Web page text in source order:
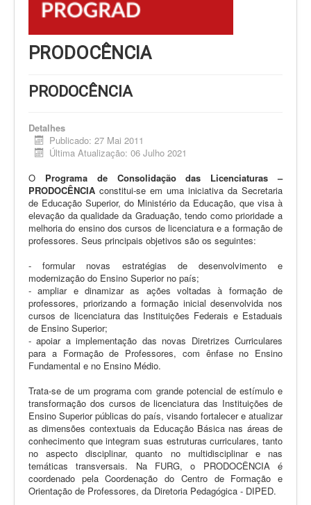
PRODOCÊNCIA
PRODOCÊNCIA
Detalhes
Publicado: 27 Mai 2011
Última Atualização: 06 Julho 2021
O Programa de Consolidação das Licenciaturas –
PRODOCÊNCIA constitui-se em uma iniciativa da Secretaria
de Educação Superior, do Ministério da Educação, que visa à
elevação da qualidade da Graduação, tendo como prioridade a
melhoria do ensino dos cursos de licenciatura e a formação de
professores. Seus principais objetivos são os seguintes:
- formular novas estratégias de desenvolvimento e
modernização do Ensino Superior no país;
- ampliar e dinamizar as ações voltadas à formação de
professores, priorizando a formação inicial desenvolvida nos
cursos de licenciatura das Instituições Federais e Estaduais
de Ensino Superior;
- apoiar a implementação das novas Diretrizes Curriculares
para a Formação de Professores, com ênfase no Ensino
Fundamental e no Ensino Médio.
Trata-se de um programa com grande potencial de estímulo e
transformação dos cursos de licenciatura das Instituições de
Ensino Superior públicas do país, visando fortalecer e atualizar
as dimensões contextuais da Educação Básica nas áreas de
conhecimento que integram suas estruturas curriculares, tanto
no aspecto disciplinar, quanto no multidisciplinar e nas
temáticas transversais. Na FURG, o PRODOCÊNCIA é
coordenado pela Coordenação do Centro de Formação e
Orientação de Professores, da Diretoria Pedagógica - DIPED.